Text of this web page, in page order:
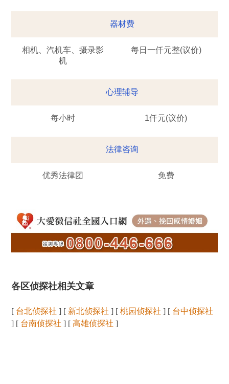
器材费
相机、汽机车、摄录影
机
每日一仟元整(议价)
心理辅导
每小时 1仟元(议价)
法律咨询
优秀法律团 免费
各区侦探社相关文章
[ 台北侦探社 ] [ 新北侦探社 ] [桃园侦探社 ] [ 台中侦探社
] [ 台南侦探社 ] [高雄侦探社 ]